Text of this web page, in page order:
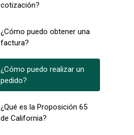
cotización?
¿Cómo puedo obtener una
factura?
¿Cómo puedo realizar un
pedido?
¿Qué es la Proposición 65
de California?